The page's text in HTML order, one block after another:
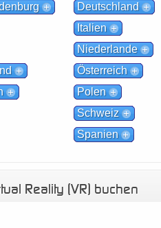
Deutschland
Italien
Niederlande
Österreich
Polen
Schweiz
Spanien
Reality (VR) buchen